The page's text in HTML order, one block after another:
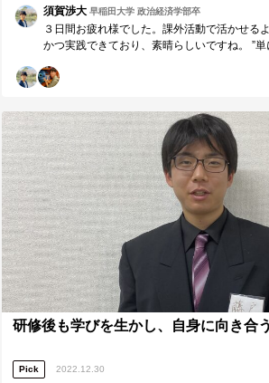
技術だと思った。
須賀渉大早稲田大学 政治経済学部卒
３日間お疲れ様でした。課外活動で活かせる
かつ実践できており、素晴らしいですね。 ”
思ってもらえるような行動を心がけるという
を考えた行動をすることで、安心や信頼を得
す。 地に足付いた努力を継続し、成長した西
ることを楽しみにしています。引き続き応援
研修後も学びを生かし、自身に向き合
Pick 2022.12.30